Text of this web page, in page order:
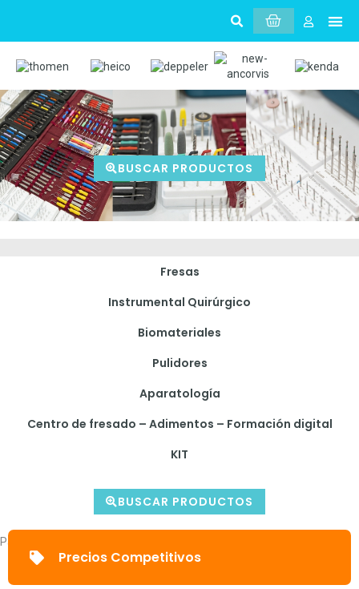
BUSCAR PRODUCTOS
Fresas
Instrumental Quirúrgico
Biomateriales
Pulidores
Aparatología
Centro de fresado – Adimentos – Formación digital
KIT
BUSCAR PRODUCTOS
Parece que no podemos encontrar lo que estás buscando.
Precios Competitivos